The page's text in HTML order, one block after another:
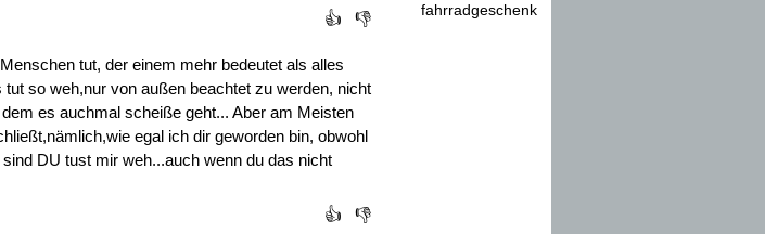
👍
👎
tut, der einem mehr bedeutet als alles
so weh,nur von außen beachtet zu werden, nicht
es auchmal scheiße geht... Aber am Meisten
egal ich dir geworden bin, obwohl
DU tust mir weh...auch wenn du das nicht
👍
👎
fahrradgeschenk